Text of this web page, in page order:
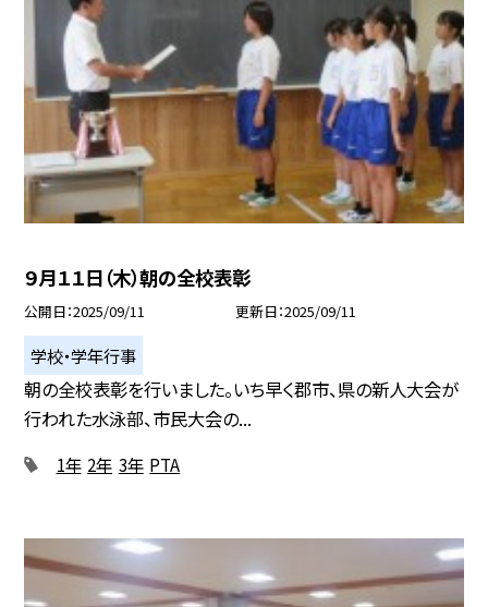
９月１１日（木）朝の全校表彰
公開日 2025/09/11 更新日 2025/09/11
学校・学年行事
朝の全校表彰を行いました。いち早く郡市、県の新人大会が
行われた水泳部、市民大会の...
1年 2年 3年 PTA